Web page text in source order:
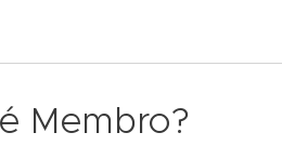
Membro?